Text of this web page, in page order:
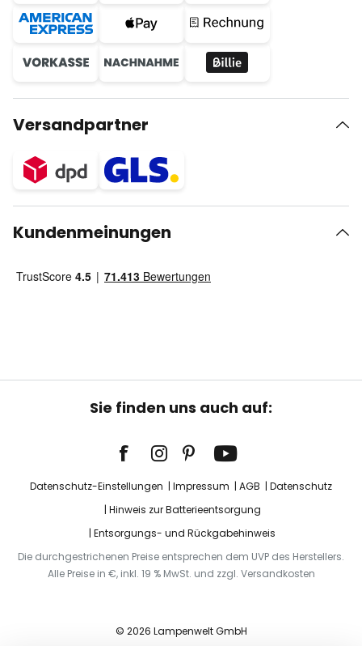
Versandpartner
Kundenmeinungen
Sie finden uns auch auf:
Datenschutz-Einstellungen Impressum AGB
Datenschutz
Hinweis zur Batterieentsorgung
Entsorgungs- und Rückgabehinweis
Die durchgestrichenen Preise entsprechen dem UVP des Herstellers.
Alle Preise in €, inkl. 19 % MwSt. und zzgl. Versandkosten
© 2026 Lampenwelt GmbH